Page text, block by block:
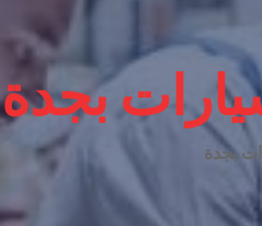
بجدة
بجدة